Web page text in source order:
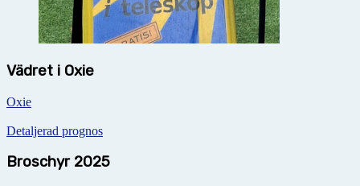
Vädret i Oxie
Oxie
Detaljerad prognos
Broschyr 2025